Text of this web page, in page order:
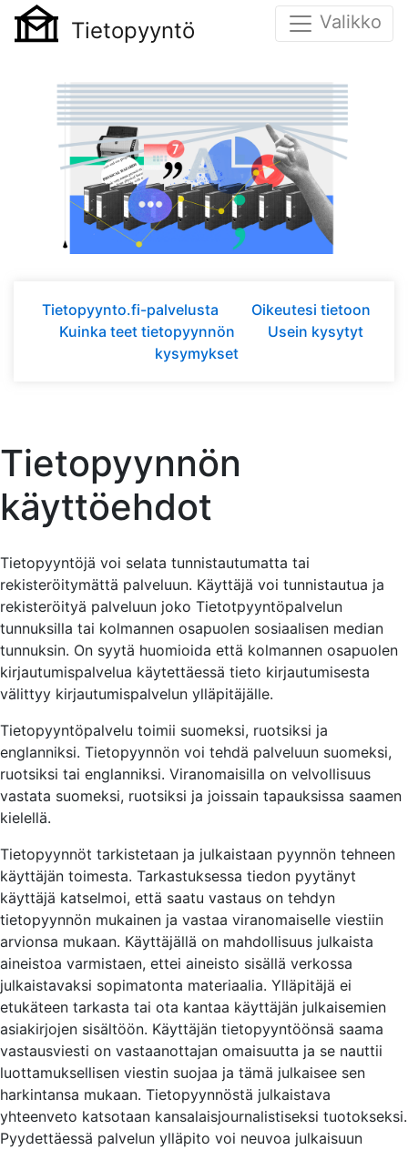
Tietopyyntö Valikko
Tietopyynto.fi-palvelusta
Oikeutesi tietoon
Kuinka teet tietopyynnön
Usein kysytyt
kysymykset
Tietopyynnön
käyttöehdot
Tietopyyntöjä voi selata tunnistautumatta tai
rekisteröitymättä palveluun. Käyttäjä voi tunnistautua ja
rekisteröityä palveluun joko Tietotpyyntöpalvelun
tunnuksilla tai kolmannen osapuolen sosiaalisen median
tunnuksin. On syytä huomioida että kolmannen osapuolen
kirjautumispalvelua käytettäessä tieto kirjautumisesta
välittyy kirjautumispalvelun ylläpitäjälle.
Tietopyyntöpalvelu toimii suomeksi, ruotsiksi ja
englanniksi. Tietopyynnön voi tehdä palveluun suomeksi,
ruotsiksi tai englanniksi. Viranomaisilla on velvollisuus
vastata suomeksi, ruotsiksi ja joissain tapauksissa saamen
kielellä.
Tietopyynnöt tarkistetaan ja julkaistaan pyynnön tehneen
käyttäjän toimesta. Tarkastuksessa tiedon pyytänyt
käyttäjä katselmoi, että saatu vastaus on tehdyn
tietopyynnön mukainen ja vastaa viranomaiselle viestiin
arvionsa mukaan. Käyttäjällä on mahdollisuus julkaista
aineistoa varmistaen, ettei aineisto sisällä verkossa
julkaistavaksi sopimatonta materiaalia. Ylläpitäjä ei
etukäteen tarkasta tai ota kantaa käyttäjän julkaisemien
asiakirjojen sisältöön. Käyttäjän tietopyyntöönsä saama
vastausviesti on vastaanottajan omaisuutta ja se nauttii
luottamuksellisen viestin suojaa ja tämä julkaisee sen
harkintansa mukaan. Tietopyynnöstä julkaistava
yhteenveto katsotaan kansalaisjournalistiseksi tuotokseksi.
Pyydettäessä palvelun ylläpito voi neuvoa julkaisuun